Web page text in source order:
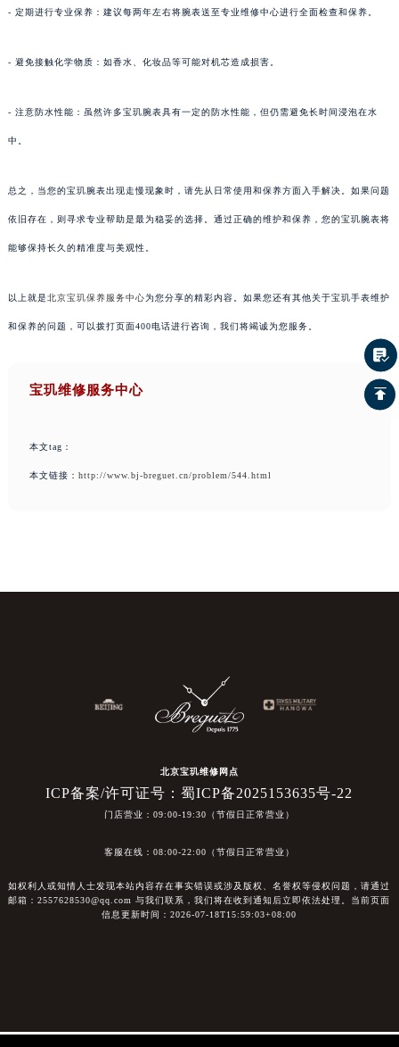
- 定期进行专业保养：建议每两年左右将腕表送至专业维修中心进行全面检查和保养。
- 避免接触化学物质：如香水、化妆品等可能对机芯造成损害。
- 注意防水性能：虽然许多宝玑腕表具有一定的防水性能，但仍需避免长时间浸泡在水
中。
总之，当您的宝玑腕表出现走慢现象时，请先从日常使用和保养方面入手解决。如果问题
依旧存在，则寻求专业帮助是最为稳妥的选择。通过正确的维护和保养，您的宝玑腕表将
能够保持长久的精准度与美观性。
以上就是北京宝玑保养服务中心为您分享的精彩内容。如果您还有其他关于宝玑手表维护
和保养的问题，可以拨打页面400电话进行咨询，我们将竭诚为您服务。
宝玑维修服务中心
本文tag：
本文链接： http://www.bj-breguet.cn/problem/544.html
北京宝玑维修网点
ICP备案/许可证号：蜀ICP备2025153635号-22
门店营业：09:00-19:30（节假日正常营业）
客服在线：08:00-22:00（节假日正常营业）
如权利人或知情人士发现本站内容存在事实错误或涉及版权、名誉权等侵权问题，请通过
邮箱：2557628530@qq.com 与我们联系，我们将在收到通知后立即依法处理。当前页面
信息更新时间：2026-07-18T15:59:03+08:00